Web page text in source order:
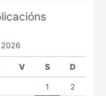
V S D
1
2